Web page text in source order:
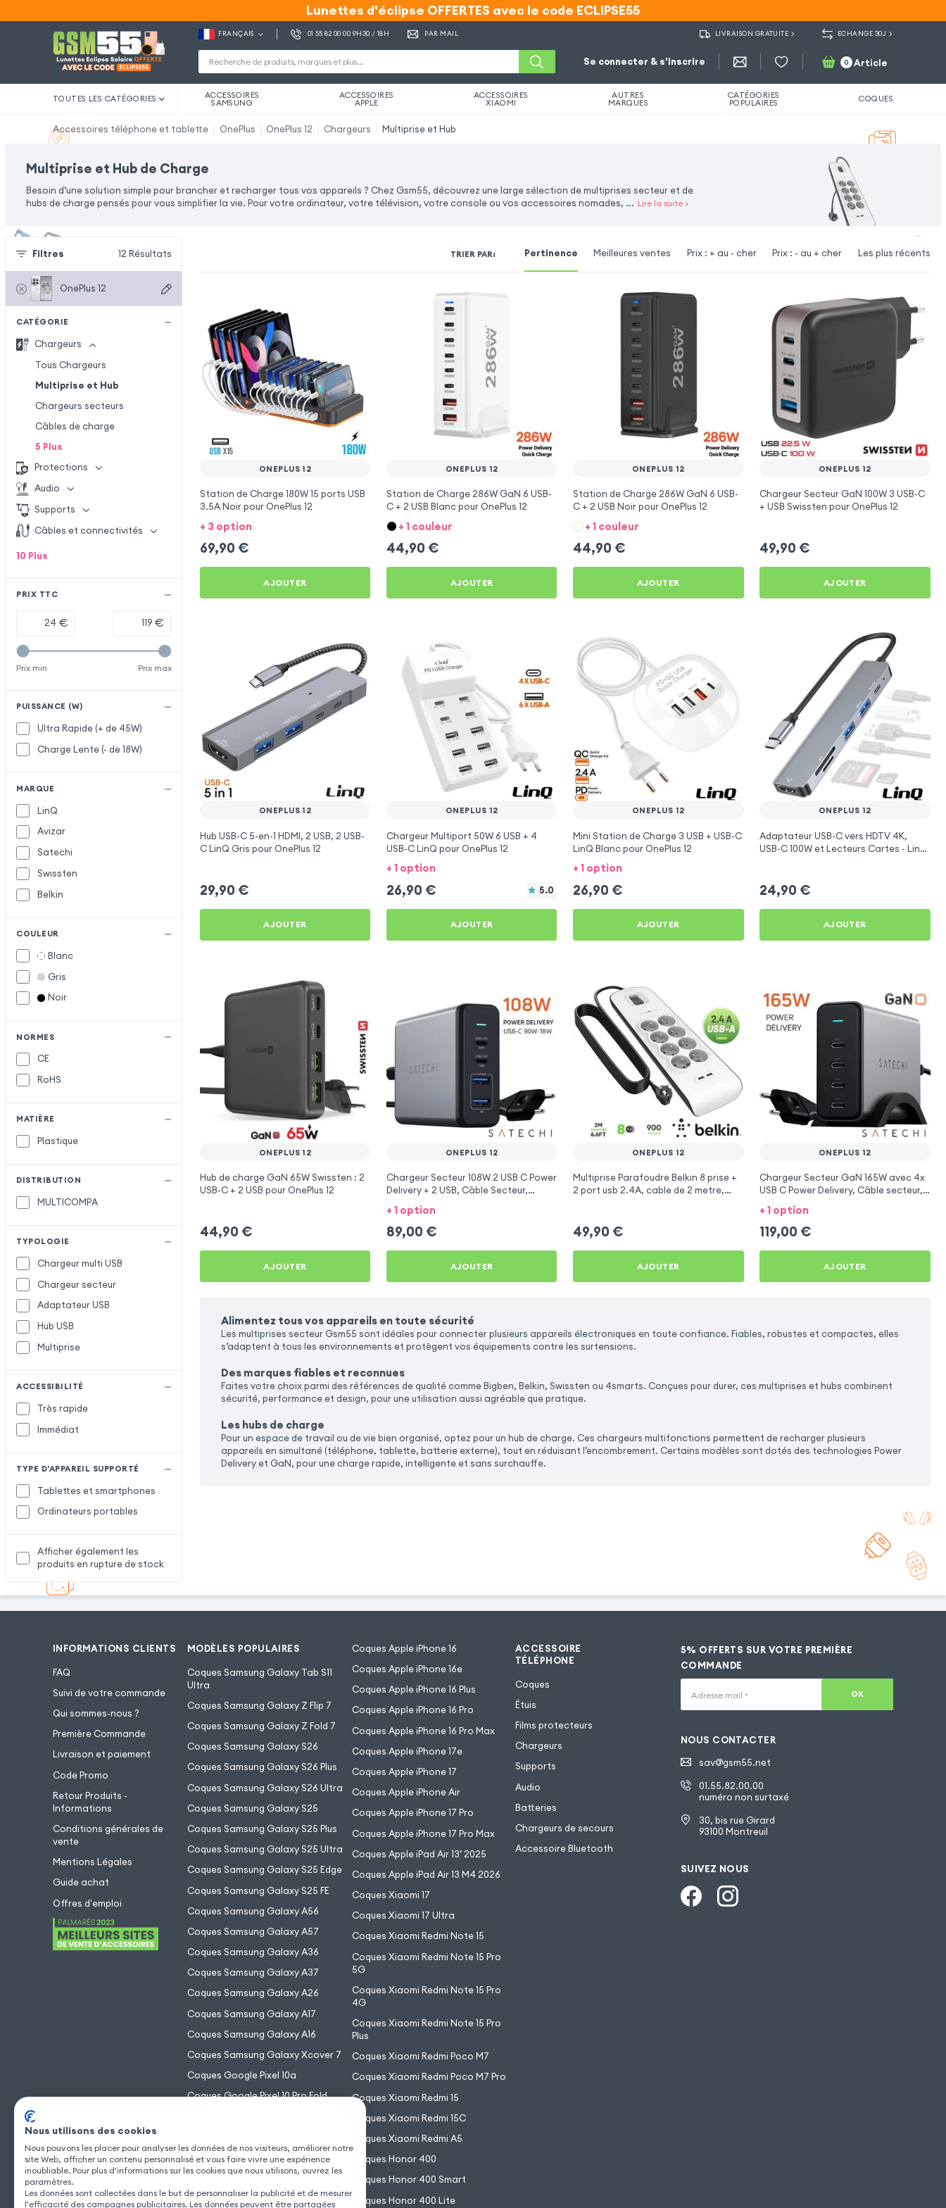
Lunettes d'éclipse OFFERTES avec le code ECLIPSE55
Lunettes d'éclipse OFFERTES avec le code ECLIPSE55
FRANÇAIS 01 55 82 00 00 9H30 / 18H PAR MAIL LIVRAISON GRATUITE ECHANGE 30J
Se connecter & s'inscrire 0 Article
TOUTES LES CATÉGORIES ACCESSOIRES
SAMSUNG
ACCESSOIRES
APPLE
ACCESSOIRES
XIAOMI
AUTRES
MARQUES
CATÉGORIES
POPULAIRES COQUES
Accessoires téléphone et tablette OnePlus OnePlus 12 Chargeurs Multiprise et Hub
Multiprise et Hub de Charge
Besoin d’une solution simple pour brancher et recharger tous vos appareils ? Chez Gsm55, découvrez une large sélection de multiprises secteur et de
hubs de charge pensés pour vous simplifier la vie. Pour votre ordinateur, votre télévision, votre console ou vos accessoires nomades, ... Lire la suite>
Filtres 12 Résultats
OnePlus 12
CATÉGORIE
Chargeurs
Tous Chargeurs
Multiprise et Hub
Chargeurs secteurs
Câbles de charge
5 Plus
Protections
Audio
Supports
Câbles et connectivités
10 Plus
PRIX TTC
€ €
Prix min Prix max
PUISSANCE (W)
Ultra Rapide (+ de 45W)
Charge Lente (- de 18W)
MARQUE
LinQ
Avizar
Satechi
Swissten
Belkin
COULEUR
Blanc
Gris
Noir
NORMES
CE
RoHS
MATIÈRE
Plastique
DISTRIBUTION
MULTICOMPA
TYPOLOGIE
Chargeur multi USB
Chargeur secteur
Adaptateur USB
Hub USB
Multiprise
ACCESSIBILITÉ
Très rapide
Immédiat
TYPE D'APPAREIL SUPPORTÉ
Tablettes et smartphones
Ordinateurs portables
Afficher également les
produits en rupture de stock
TRIER PAR: Pertinence Meilleures ventes Prix : + au - cher Prix : - au + cher Les plus récents
ONEPLUS 12
Station de Charge 180W 15 ports USB
3.5A Noir pour OnePlus 12
+ 3 option
69,90 €
AJOUTER
ONEPLUS 12
Station de Charge 286W GaN 6 USB-
C + 2 USB Blanc pour OnePlus 12
+ 1 couleur
44,90 €
AJOUTER
ONEPLUS 12
Station de Charge 286W GaN 6 USB-
C + 2 USB Noir pour OnePlus 12
+ 1 couleur
44,90 €
AJOUTER
ONEPLUS 12
Chargeur Secteur GaN 100W 3 USB-C
+ USB Swissten pour OnePlus 12
49,90 €
AJOUTER
ONEPLUS 12
Hub USB-C 5-en-1 HDMI, 2 USB, 2 USB-
C LinQ Gris pour OnePlus 12
29,90 €
AJOUTER
ONEPLUS 12
Chargeur Multiport 50W 6 USB + 4
USB-C LinQ pour OnePlus 12
+ 1 option
26,90 € 5.0
AJOUTER
ONEPLUS 12
Mini Station de Charge 3 USB + USB-C
LinQ Blanc pour OnePlus 12
+ 1 option
26,90 €
AJOUTER
ONEPLUS 12
Adaptateur USB-C vers HDTV 4K,
USB-C 100W et Lecteurs Cartes - LinQ
24,90 €
AJOUTER
ONEPLUS 12
Hub de charge GaN 65W Swissten : 2
USB-C + 2 USB pour OnePlus 12
44,90 €
AJOUTER
ONEPLUS 12
Chargeur Secteur 108W 2 USB C Power
Delivery + 2 USB, Câble Secteur,
Satechi - Gris
+ 1 option
89,00 €
AJOUTER
ONEPLUS 12
Multiprise Parafoudre Belkin 8 prise +
2 port usb 2.4A, cable de 2 metre,
49,90 €
AJOUTER
ONEPLUS 12
Chargeur Secteur GaN 165W avec 4x
USB C Power Delivery, Câble secteur,
Satechi - Gris
+ 1 option
119,00 €
AJOUTER
Alimentez tous vos appareils en toute sécurité
Les multiprises secteur Gsm55 sont idéales pour connecter plusieurs appareils électroniques en toute confiance. Fiables, robustes et compactes, elles
s’adaptent à tous les environnements et protègent vos équipements contre les surtensions.
Des marques fiables et reconnues
Faites votre choix parmi des références de qualité comme Bigben, Belkin, Swissten ou 4smarts. Conçues pour durer, ces multiprises et hubs combinent
sécurité, performance et design, pour une utilisation aussi agréable que pratique.
Les hubs de charge
Pour un espace de travail ou de vie bien organisé, optez pour un hub de charge. Ces chargeurs multifonctions permettent de recharger plusieurs
appareils en simultané (téléphone, tablette, batterie externe), tout en réduisant l’encombrement. Certains modèles sont dotés des technologies Power
Delivery et GaN, pour une charge rapide, intelligente et sans surchauffe.
INFORMATIONS CLIENTS
FAQ
Suivi de votre commande
Qui sommes-nous ?
Première Commande
Livraison et paiement
Code Promo
Retour Produits -
Informations
Conditions générales de
vente
Mentions Légales
Guide achat
Offres d'emploi
MODÈLES POPULAIRES
Coques Samsung Galaxy Tab S11
Ultra
Coques Samsung Galaxy Z Flip 7
Coques Samsung Galaxy Z Fold 7
Coques Samsung Galaxy S26
Coques Samsung Galaxy S26 Plus
Coques Samsung Galaxy S26 Ultra
Coques Samsung Galaxy S25
Coques Samsung Galaxy S25 Plus
Coques Samsung Galaxy S25 Ultra
Coques Samsung Galaxy S25 Edge
Coques Samsung Galaxy S25 FE
Coques Samsung Galaxy A56
Coques Samsung Galaxy A57
Coques Samsung Galaxy A36
Coques Samsung Galaxy A37
Coques Samsung Galaxy A26
Coques Samsung Galaxy A17
Coques Samsung Galaxy A16
Coques Samsung Galaxy Xcover 7
Coques Google Pixel 10a
Coques Google Pixel 10 Pro Fold
Coques Google Pixel 10
Coques Apple iPhone 16
Coques Apple iPhone 16e
Coques Apple iPhone 16 Plus
Coques Apple iPhone 16 Pro
Coques Apple iPhone 16 Pro Max
Coques Apple iPhone 17e
Coques Apple iPhone 17
Coques Apple iPhone Air
Coques Apple iPhone 17 Pro
Coques Apple iPhone 17 Pro Max
Coques Apple iPad Air 13’ 2025
Coques Apple iPad Air 13 M4 2026
Coques Xiaomi 17
Coques Xiaomi 17 Ultra
Coques Xiaomi Redmi Note 15
Coques Xiaomi Redmi Note 15 Pro
5G
Coques Xiaomi Redmi Note 15 Pro
4G
Coques Xiaomi Redmi Note 15 Pro
Plus
Coques Xiaomi Redmi Poco M7
Coques Xiaomi Redmi Poco M7 Pro
Coques Xiaomi Redmi 15
Coques Xiaomi Redmi 15C
Coques Xiaomi Redmi A5
Coques Honor 400
Coques Honor 400 Smart
Coques Honor 400 Lite
ACCESSOIRE
TÉLÉPHONE
Coques
Étuis
Films protecteurs
Chargeurs
Supports
Audio
Batteries
Chargeurs de secours
Accessoire Bluetooth
5% OFFERTS SUR VOTRE PREMIÈRE
COMMANDE
Adresse mail * OK
NOUS CONTACTER
sav@gsm55.net
01.55.82.00.00
numéro non surtaxé
30, bis rue Girard
93100 Montreuil
SUIVEZ NOUS
Nous utilisons des cookies
Nous pouvons les placer pour analyser les données de nos visiteurs, améliorer notre
site Web, afficher un contenu personnalisé et vous faire vivre une expérience
inoubliable. Pour plus d'informations sur les cookies que nous utilisons, ouvrez les
paramètres.
Les données sont collectées dans le but de personnaliser la publicité et de mesurer
l'efficacité des campagnes publicitaires. Les données peuvent être partagées